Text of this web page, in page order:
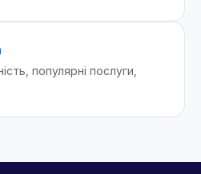
популярні послуги,